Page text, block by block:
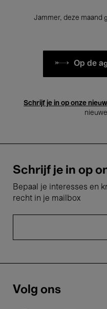
Jammer, deze maand
Op de
Schrijf je in op onze
Schrijf je in op
Bepaal je interesses en
recht in je mailbox
Volg ons